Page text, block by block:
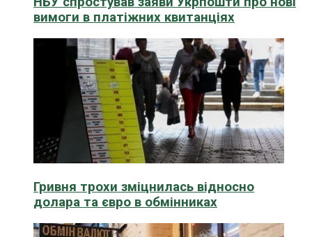
вимоги в платіжних квитанціях
Гривня трохи зміцнилась відносно
долара та євро в обмінниках